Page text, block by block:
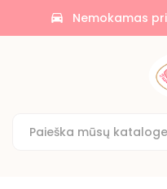
time_to_leave Nemokamas
AKCIJOS
🌟
SAUSAINIAI